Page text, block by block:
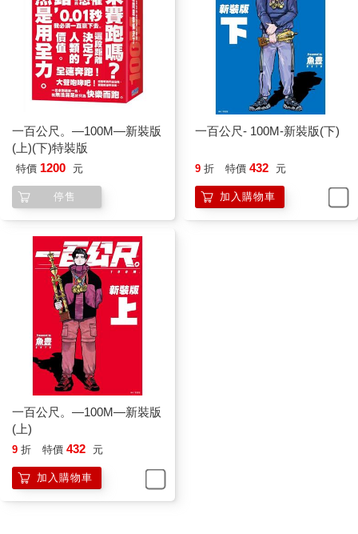
一百公尺。—100M—新裝版
(上)(下)特裝版
特價 1200 元
停售
一百公尺- 100M-新裝版(下)
9 折 特價 432 元
加入購物車
一百公尺。—100M—新裝版
(上)
9 折 特價 432 元
加入購物車